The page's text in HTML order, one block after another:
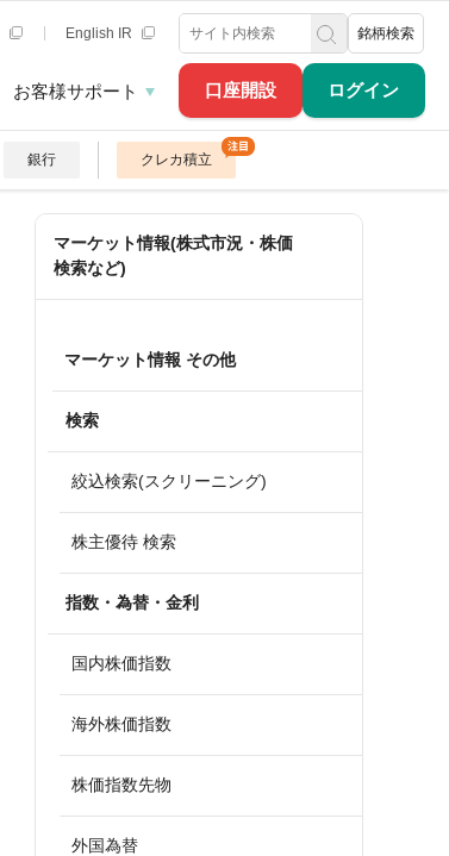
口座開設 ログイン
English IR 銘柄検索
お客様サポート
銀行 クレカ積立
マーケット情報(株式市況・株価
検索など)
マーケット情報 その他
検索
絞込検索(スクリーニング)
株主優待 検索
指数・為替・金利
国内株価指数
海外株価指数
株価指数先物
外国為替